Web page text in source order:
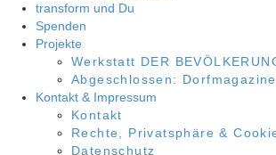
transform und Du
Spenden
Projekte
Werkstatt DER
Abgeschlossen:
Kontakt & Impressum
Kontakt
Rechte, Privatsphäre &
Datenschutz